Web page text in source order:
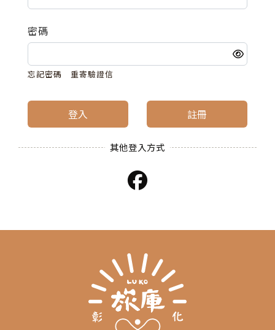
密碼
忘記密碼 重寄驗證信
登入 註冊